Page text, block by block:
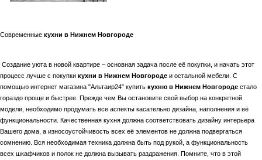
Современные кухни в Нижнем Новгороде
Создание уюта в новой квартире – основная задача после её покупки, и начать этот
процесс лучше с покупки кухни в Нижнем Новгороде и остальной мебели. С
помощью интернет магазина "Альтаир24" купить кухню в Нижнем Новгороде стало
гораздо проще и быстрее. Прежде чем Вы остановите свой выбор на конкретной
модели, необходимо продумать все аспекты касательно дизайна, наполнения и её
функциональности. Качественная кухня должна соответствовать дизайну интерьера
Вашего дома, а износоустойчивость всех её элементов не должна подвергаться
сомнению. Вся необходимая техника должна быть под рукой, а функциональность
всех шкафчиков и полок не должна вызывать раздражения. Помните, что в этой